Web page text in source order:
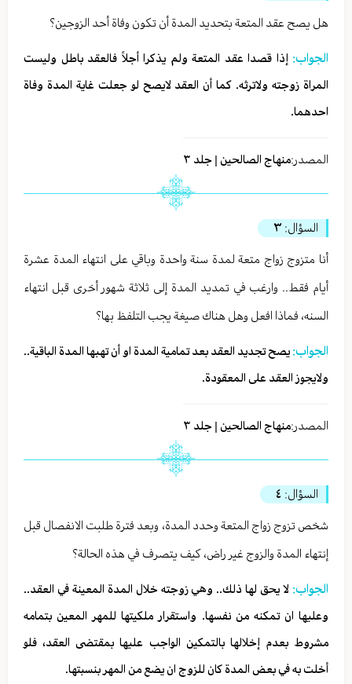
هل يصح عقد المتعة بتحديد المدة أن تكون وفاة أحد الزوجين؟
الجواب: إذا قصدا عقد المتعة ولم يذكرا أجلاً فالعقد باطل وليست
المراة زوجته ولاترثه. كما أن العقد لايصح لو جعلت غاية المدة وفاة
احدهما.
المصدر:منهاج الصالحين | جلد ٣
السؤال: ٣
أنا متزوج زواج متعة لمدة سنة واحدة وباقي على انتهاء المدة عشرة
أيام فقط.. وارغب في تمديد المدة إلى ثلاثة شهور أخرى قبل انتهاء
السنه، فماذا افعل وهل هناك صيغة يجب التلفظ بها؟
الجواب: يصح تجديد العقد بعد تمامية المدة او أن تهبها المدة الباقية..
ولايجوز العقد على المعقودة.
المصدر:منهاج الصالحين | جلد ٣
السؤال: ٤
شخص تزوج زواج المتعة وحدد المدة، وبعد فترة طلبت الانفصال قبل
إنتهاء المدة والزوج غير راض، كيف يتصرف في هذه الحالة؟
الجواب: لا يحق لها ذلك.. وهي زوجته خلال المدة المعينة في العقد..
وعليها ان تمكنه من نفسها. واستقرار ملكيتها للمهر المعين بتمامه
مشروط بعدم إخلالها بالتمكين الواجب عليها بمقتضى العقد، فلو
أخلت به في بعض المدة كان للزوج ان يضع من المهر بنسبتها.